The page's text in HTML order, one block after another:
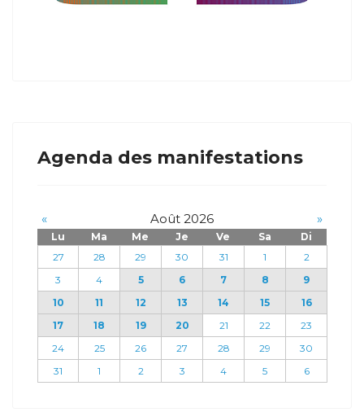
Agenda des manifestations
« Août 2026 »
Lu Ma Me Je Ve Sa
Di
27
28 29 30 31 1
2
3
4 5 6 7 8
9
10
11 12 13 14 15
16
17
18 19 20 21 22
23
24
25 26 27 28 29
30
31
1 2 3 4 5 6